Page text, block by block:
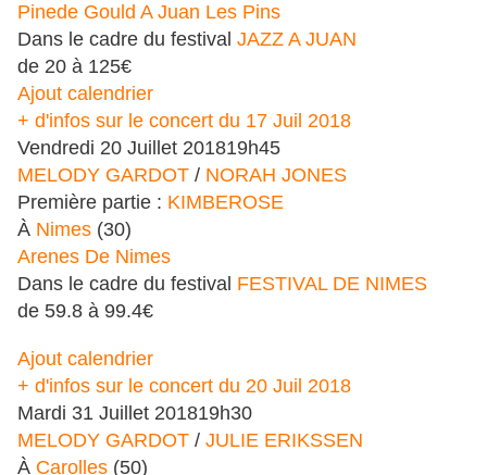
Pinede Gould A Juan Les Pins
Dans le cadre du festival JAZZ A JUAN
de 20 à 125€
Ajout calendrier
+ d'infos sur le concert du 17 Juil 2018
Vendredi 20 Juillet 201819h45
MELODY GARDOT / NORAH JONES
Première partie : KIMBEROSE
À Nimes (30)
Arenes De Nimes
Dans le cadre du festival FESTIVAL DE NIMES
de 59.8 à 99.4€
Ajout calendrier
+ d'infos sur le concert du 20 Juil 2018
Mardi 31 Juillet 201819h30
MELODY GARDOT / JULIE ERIKSSEN
À Carolles (50)